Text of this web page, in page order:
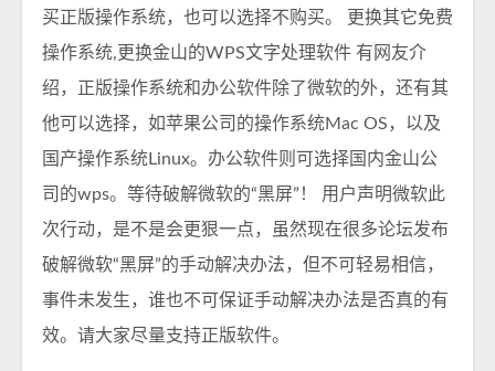
买正版操作系统，也可以选择不购买。 更换其它免费
操作系统,更换金山的WPS文字处理软件 有网友介
绍，正版操作系统和办公软件除了微软的外，还有其
他可以选择，如苹果公司的操作系统Mac OS，以及
国产操作系统Linux。办公软件则可选择国内金山公
司的wps。等待破解微软的“黑屏”！ 用户声明微软此
次行动，是不是会更狠一点，虽然现在很多论坛发布
破解微软“黑屏”的手动解决办法，但不可轻易相信，
事件未发生，谁也不可保证手动解决办法是否真的有
效。请大家尽量支持正版软件。